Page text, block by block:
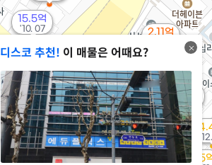
2.11억
1.3억
3억
36m²
3.35억
11.8억
'22. 06
4.05
15.5억
'10. 07
디스코 추천! 이 매물은 어때요?